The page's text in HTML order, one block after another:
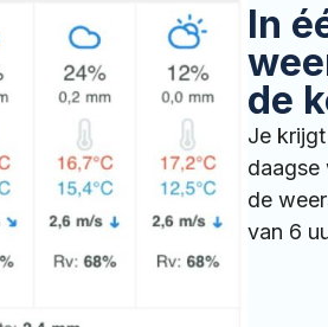
In
de
Je
daagse
de
van 6